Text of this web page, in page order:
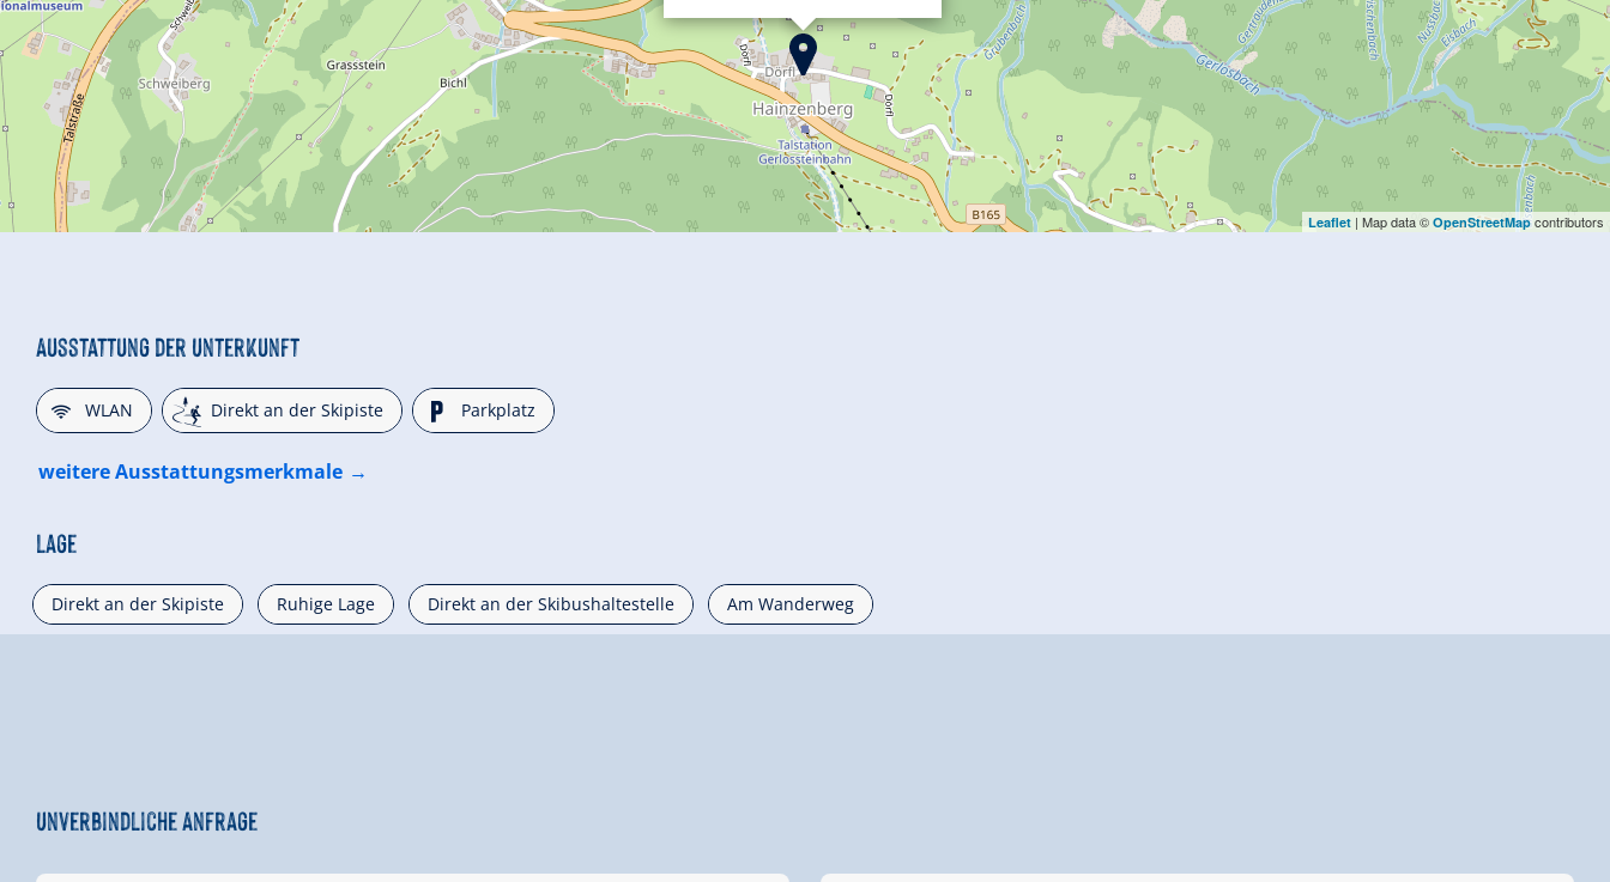
Leaflet | Map data © OpenStreetMapcontributors
Ausstattung der Unterkunft
🜉WLAN 🞷Direkt an der Skipiste 🐈Parkplatz
weitere Ausstattungsmerkmale
Lage
Direkt an der Skipiste Ruhige Lage Direkt an der Skibushaltestelle Am Wanderweg
Unverbindliche Anfrage